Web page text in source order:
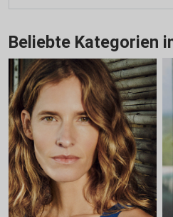
Beliebte Kategorien